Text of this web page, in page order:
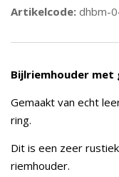
Artikelcode: dhbm-
Bijlriemhouder met
Gemaakt van echt
ring.
Dit is een zeer
riemhouder.